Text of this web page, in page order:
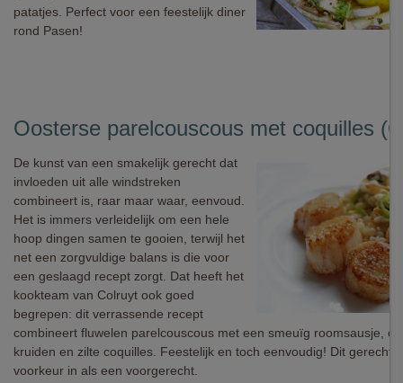
patatjes. Perfect voor een feestelijk diner
rond Pasen!
Oosterse parelcouscous met coquilles
De kunst van een smakelijk gerecht dat
invloeden uit alle windstreken
combineert is, raar maar waar, eenvoud.
Het is immers verleidelijk om een hele
hoop dingen samen te gooien, terwijl het
net een zorgvuldige balans is die voor
een geslaagd recept zorgt. Dat heeft het
kookteam van Colruyt ook goed
begrepen: dit verrassende recept
combineert fluwelen parelcouscous met een smeuïg roomsausje,
kruiden en zilte coquilles. Feestelijk en toch eenvoudig! Dit gerecht
voorkeur in als een voorgerecht.